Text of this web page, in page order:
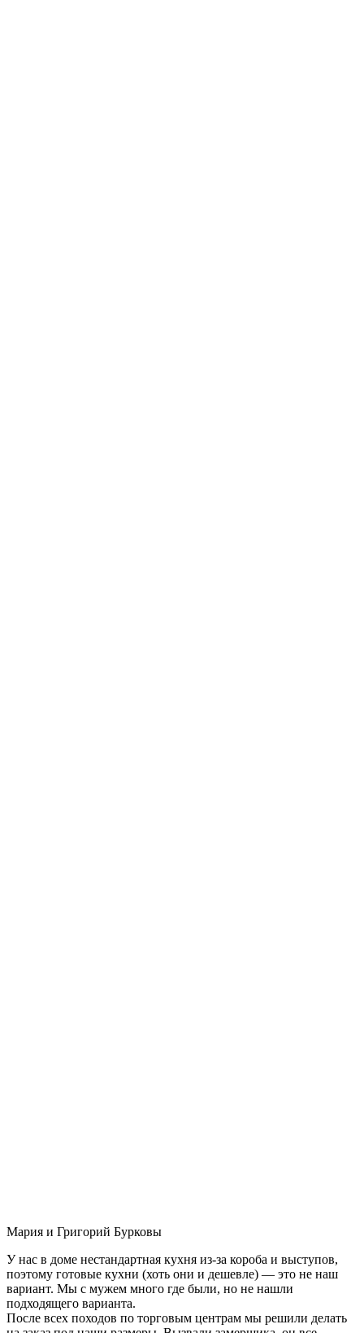
Мария и Григорий Бурковы
У нас в доме нестандартная кухня из-за короба и выступов,
поэтому готовые кухни (хоть они и дешевле) — это не наш
вариант. Мы с мужем много где были, но не нашли
подходящего варианта.
После всех походов по торговым центрам мы решили делать